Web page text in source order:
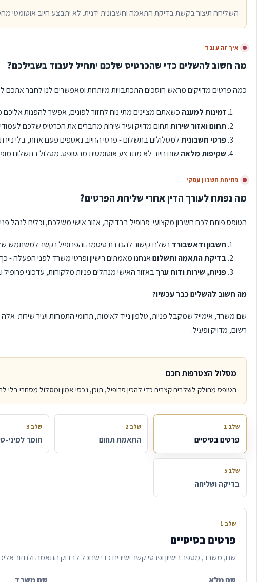
השליחה תיצור בקשת בדיקת התאמה וחשבונית ידנית. לא יתבצע חיוב אוטומטי
איך זה עובד
מה חשוב להשלים כדי שהכרטיס שלכם יתחיל לעבוד בשבילכם?
כמה פרטים מדויקים מראש חוסכים התכתבויות מיותרות ומאפשרים לנו לחבר אתכם
זמינות למענה כשאתם מציינים מתי נוח לחזור לפונים, אפשר להפנות
תחום ואזור שירותתחום מדויק ועיר שירות מחברים את הכרטיס שלכם
פרטי חשבוניתלמסלולים בתשלום - פרטי החיוב נאספים פעם אחת, בלי
שקיפות מלאה שום חיוב לא מתבצע אוטומטית מהטופס. מסלול בתשלום
פתיחת חשבון עסקי
מה נפתח לעורך הדין אחרי שליחת הפרטים?
הטופס פותח לכם חשבון מקצועי: פרופיל בבדיקה, אזור אישי משלכם, וכלים לנהל
חשבון ודאשבורד נשלח קישור להגדרת סיסמה והפרופיל נקשר למשתמש של
בדיקת התאמה ותשלוםאנחנו מאמתים רישיון ופרטי משרד לפני הפעלה -
פניות, שירות ודוח ערךבאזור האישי מנהלים פניות מלקוחות, עדכוני
מה חשוב להשלים כבר עכשיו?
שם משרד, אימייל שמקבל פניות, טלפון נייד לאימות, תחומי התמחות ועיר שירות.
רשום, מדויק ופעיל.
מסלול הצטרפות חכם
הטופס מחולק לשלבים קצרים כדי להכין פרופיל, תוכן, נכסי אמון ומסלול מסחרי בלי
שלב 1
פרטים בסיסיים
שלב 2
התאמת תחום
שלב 3
חומר למיני-
שלב 5
בדיקה ושליחה
שלב 1
פרטים בסיסיים
שם, משרד, מספר רישיון ופרטי קשר ישירים כדי שנוכל לבדוק התאמה ולחזור